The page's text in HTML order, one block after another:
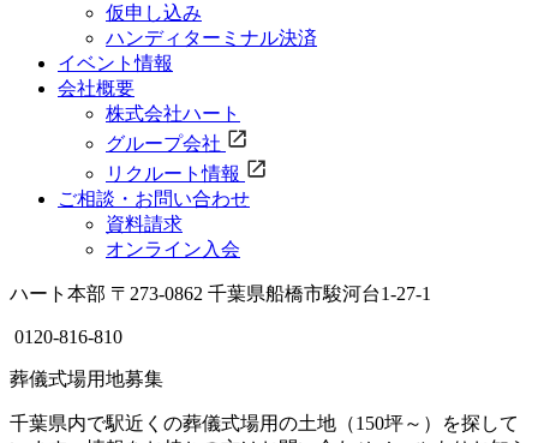
仮申し込み
ハンディターミナル決済
イベント情報
会社概要
株式会社ハート
グループ会社
リクルート情報
ご相談・お問い合わせ
資料請求
オンライン入会
ハート本部 〒273-0862 千葉県船橋市駿河台1-27-1
0120-816-810
葬儀式場用地募集
千葉県内で駅近くの葬儀式場用の土地（150坪～）を探して